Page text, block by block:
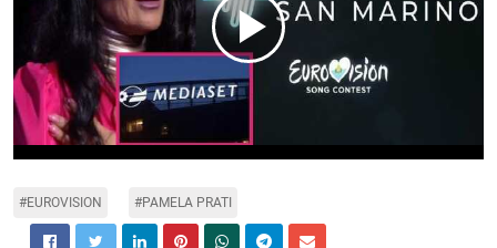
Play
Video
#EUROVISION #PAMELA PRATI